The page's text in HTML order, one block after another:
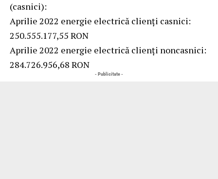
(casnici):
Aprilie 2022 energie electrică clienți casnici:
250.555.177,55 RON
Aprilie 2022 energie electrică clienți noncasnici:
284.726.956,68 RON
- Publicitate -